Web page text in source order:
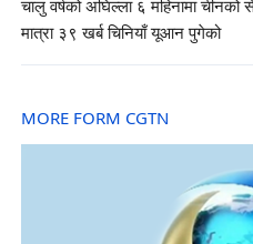
चालु वर्षको अघिल्ला ६ महिनामा चीनको
मात्रा ३९ खर्ब चिनियाँ यूआन पुगेको
MORE FORM CGTN